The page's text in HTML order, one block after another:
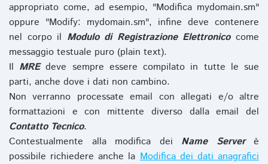
appropriato come, ad esempio, "Modifica mydomain.sm"
oppure "Modify: mydomain.sm", infine deve contenere
nel corpo il Modulo di Registrazione Elettronicocome
messaggio testuale puro (plain text).
Il MREdeve sempre essere compilato in tutte le sue
parti, anche dove i dati non cambino.
Non verranno processate email con allegati e/o altre
formattazioni e con mittente diverso dalla email del
Contatto Tecnico.
Contestualmente alla modifica dei Name Serverè
possibile richiedere anche laModifica dei dati anagrafici